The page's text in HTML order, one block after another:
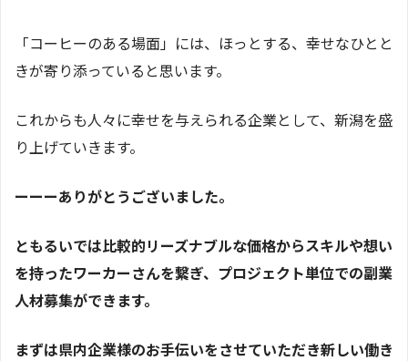
「コーヒーのある場面」には、ほっとする、幸せなひとと
きが寄り添っていると思います。
これからも人々に幸せを与えられる企業として、新潟を盛
り上げていきます。
ーーーありがとうございました。
ともるいでは比較的リーズナブルな価格からスキルや想い
を持ったワーカーさんを繋ぎ、プロジェクト単位での副業
人材募集ができます。
まずは県内企業様のお手伝いをさせていただき新しい働き